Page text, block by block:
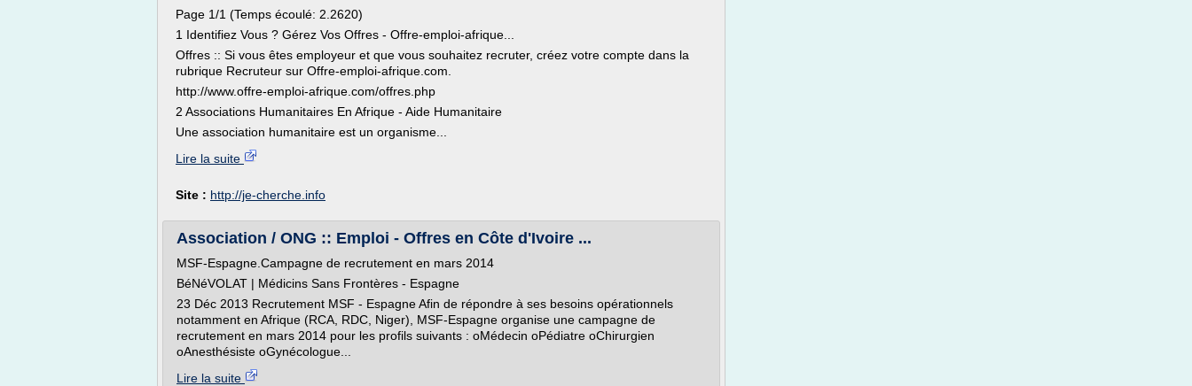
Page 1/1 (Temps écoulé: 2.2620)
1 Identifiez Vous ? Gérez Vos Offres - Offre-emploi-afrique...
Offres :: Si vous êtes employeur et que vous souhaitez recruter, créez votre compte dans la
rubrique Recruteur sur Offre-emploi-afrique.com.
http://www.offre-emploi-afrique.com/offres.php
2 Associations Humanitaires En Afrique - Aide Humanitaire
Une association humanitaire est un organisme...
Lire la suite
Site : http://je-cherche.info
Association / ONG :: Emploi - Offres en Côte d'Ivoire ...
MSF-Espagne.Campagne de recrutement en mars 2014
BéNéVOLAT | Médicins Sans Frontères - Espagne
23 Déc 2013 Recrutement MSF - Espagne Afin de répondre à ses besoins opérationnels
notamment en Afrique (RCA, RDC, Niger), MSF-Espagne organise une campagne de
recrutement en mars 2014 pour les profils suivants : oMédecin oPédiatre oChirurgien
oAnesthésiste oGynécologue...
Lire la suite